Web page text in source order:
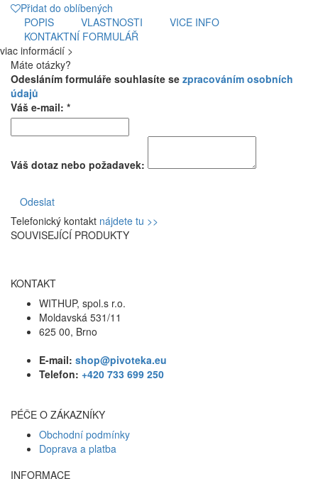
Přidat do oblíbených
POPIS
VLASTNOSTI
VICE INFO
KONTAKTNÍ FORMULÁŘ
viac informácií >
Máte otázky?
Odesláním formuláře souhlasíte se zpracováním osobních
údajů
Váš e-mail: *
Váš dotaz nebo požadavek:
Odeslat
Telefonický kontakt nájdete tu >>
SOUVISEJÍCÍ PRODUKTY
KONTAKT
WITHUP, spol.s r.o.
Moldavská 531/11
625 00, Brno
E-mail: shop@pivoteka.eu
Telefon: +420 733 699 250
PÉČE O ZÁKAZNÍKY
Obchodní podmínky
Doprava a platba
INFORMACE